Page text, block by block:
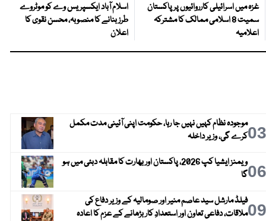
غزہ میں اسرائیلی کارروائیوں پر پاکستان
سمیت 8 اسلامی ممالک کا مشترکہ
اعلامیہ
اسلام آباد ایکسپریس وے کو موٹروے
طرز بنانے کا منصوبہ، محسن نقوی کا
اعلان
03موجودہ نظام کہیں نہیں جا رہا، حکومت اپنی آئینی مدت مکمل
کرے گی، وزیر داخلہ
06
ویمنز ایشیا کپ 2026، پاکستان اور بھارت کا مقابلہ دبئی میں ہو
گا
09فیلڈ مارشل سید عاصم منیر اور صومالیہ کے وزیر دفاع کی
ملاقات، دفاعی تعاون اور استعدادِ کار بڑھانے کے عزم کا اعادہ